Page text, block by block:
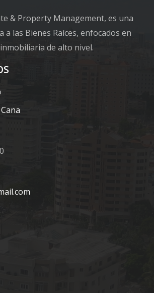
& Property Management, es una
a las Bienes Raíces, enfocados en
de alto nivel.